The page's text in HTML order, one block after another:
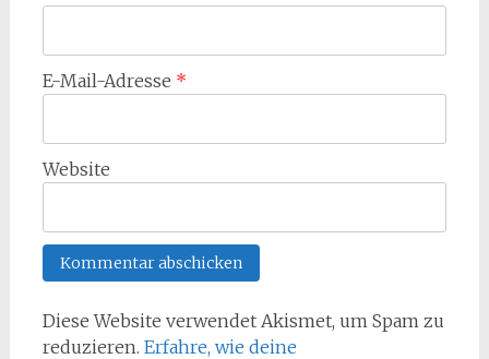
E-Mail-Adresse *
Website
Diese Website verwendet Akismet, um Spam zu
reduzieren. Erfahre, wie deine